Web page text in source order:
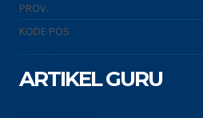
PROV.
KODE POS
ARTIKEL GURU